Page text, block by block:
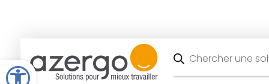
Open toolbar de
produits